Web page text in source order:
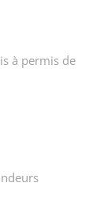
à permis de